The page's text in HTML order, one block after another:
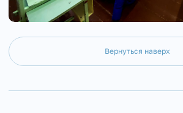
Вернуться наверх